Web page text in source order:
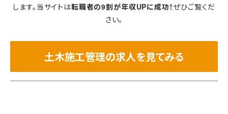
します。当サイトは転職者の9割が年収UPに成功！ぜひご覧くだ
さい。
土木施工管理の求人を見てみる